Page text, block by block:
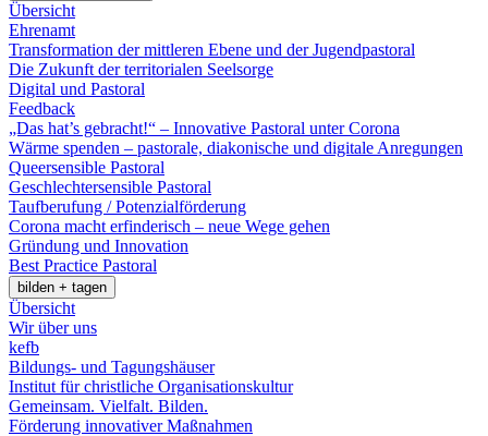
Übersicht
Ehrenamt
Transformation der mittleren Ebene und der Jugendpastoral
Die Zukunft der territorialen Seelsorge
Digital und Pastoral
Feedback
„Das hat’s gebracht!“ – Innovative Pastoral unter Corona
Wärme spenden – pastorale, diakonische und digitale Anregungen
Queersensible Pastoral
Geschlechtersensible Pastoral
Taufberufung / Potenzialförderung
Corona macht erfinderisch – neue Wege gehen
Gründung und Innovation
Best Practice Pastoral
bilden + tagen
Übersicht
Wir über uns
kefb
Bildungs- und Tagungshäuser
Institut für christliche Organisationskultur
Gemeinsam. Vielfalt. Bilden.
Förderung innovativer Maßnahmen